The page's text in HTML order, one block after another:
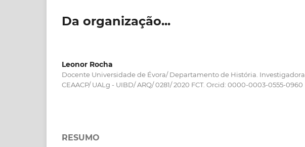
Da organização...
Leonor Rocha
Docente Universidade de Évora/ Departamento de História. Investigadora
CEAACP/ UALg - UIBD/ ARQ/ 0281/ 2020 FCT. Orcid: 0000-0003-0555-0960
RESUMO